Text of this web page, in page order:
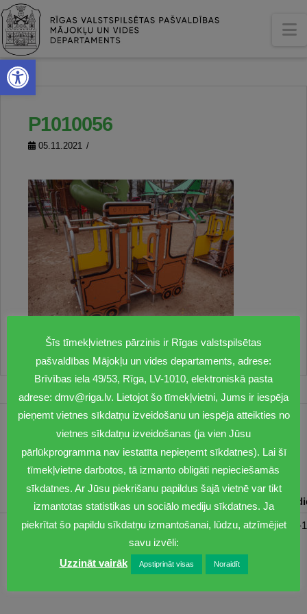
Open toolbar
P1010056
05.11.2021
1201
dmv@riga.lv
Pirmdiena Otrdiena Trešdiena Ceturtdiena
08:30-17:00 08:00-17:00 08:00-17:00 08:00-17:00 08:00-
Šīs tīmekļvietnes pārzinis ir Rīgas valstspilsētas
pašvaldības Mājokļu un vides departaments, adrese:
Brīvības iela 49/53, Rīga, LV-1010, elektroniskā pasta
adrese: dmv@riga.lv. Lietojot šo tīmekļvietni, Jums ir iespēja
pieņemt vietnes sīkdatņu izveidošanu un iespēja atteikties no
vietnes sīkdatņu izveidošanas (ja vien Jūsu
pārlūkprogramma nav iestatīta nepieņemt sīkdatnes). Lai šī
tīmekļvietne darbotos, tā izmanto obligāti nepieciešamās
sīkdatnes. Ar Jūsu piekrišanu papildus šajā vietnē var tikt
izmantotas statistikas un sociālo mediju sīkdatnes. Ja
piekrītat šo papildu sīkdatņu izmantošanai, lūdzu, atzīmējiet
savu izvēli:
Uzzināt vairāk
Apstiprināt visas Noraidīt